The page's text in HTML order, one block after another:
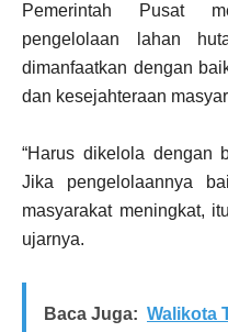
Pemerintah Pusat
pengelolaan lahan
dimanfaatkan dengan
dan kesejahteraan
“Harus dikelola dengan
Jika pengelolaannya
masyarakat meningkat,
ujarnya.
Baca Juga: Walikota